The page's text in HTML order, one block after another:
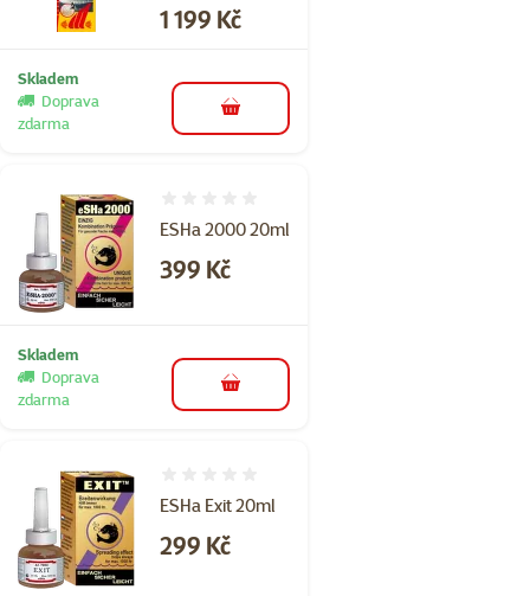
Cena
1 199 Kč
Skladem
Doprava
zdarma
do košíku
ESHa 2000 20ml
Cena
399 Kč
Skladem
Doprava
zdarma
do košíku
ESHa Exit 20ml
Cena
299 Kč